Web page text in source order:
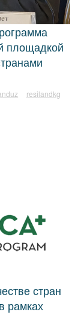
площадкой
resilandkg
стран
рамках